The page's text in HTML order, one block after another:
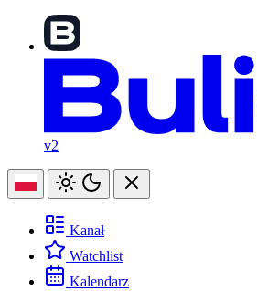
v2
Kanał
Watchlist
Kalendarz